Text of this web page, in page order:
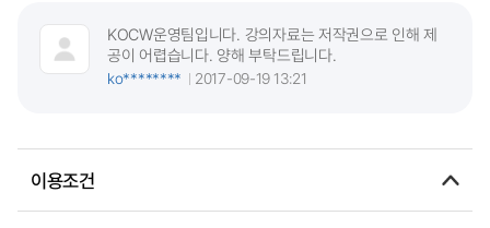
KOCW운영팀입니다. 강의자료는 저작권으로 인해 제
공이 어렵습니다. 양해 부탁드립니다.
ko********
2017-09-19 13:21
이용조건